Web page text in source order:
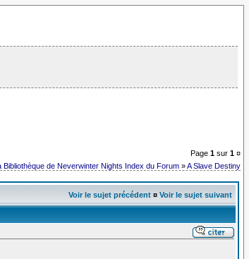
Page1 sur1 ¤
Bibliothèque de Neverwinter Nights Index du Forum »A Slave Destiny
Voir le sujet précédent¤ Voir le sujet suivant